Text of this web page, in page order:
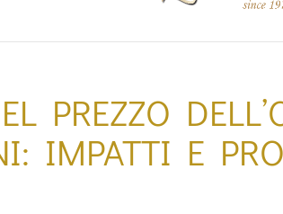
PREZZO
IMPATTI E